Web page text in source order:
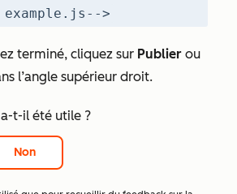
>
terminé, cliquez sur Publier ou
l’angle supérieur droit.
t-il été utile ?
Non